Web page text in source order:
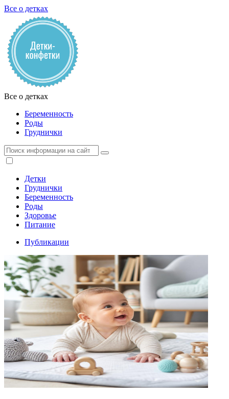
Все о детках
Все о детках
Беременность
Роды
Груднички
Детки
Груднички
Беременность
Роды
Здоровье
Питание
Публикации